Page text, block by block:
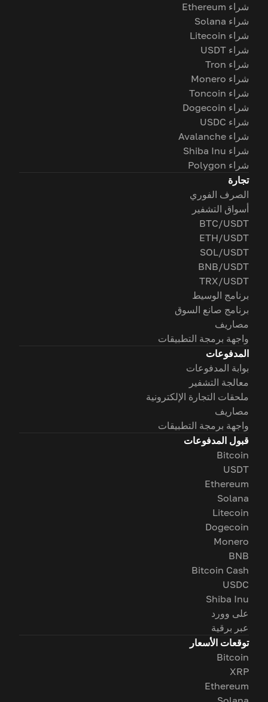
شراء Ethereum
شراء Solana
شراء Litecoin
شراء USDT
شراء Tron
شراء Monero
شراء Toncoin
شراء Dogecoin
شراء USDC
شراء Avalanche
شراء Shiba Inu
شراء Polygon
تجارة
الصرف الفوري
أسواق التشفير
BTC/USDT
ETH/USDT
SOL/USDT
BNB/USDT
TRX/USDT
برنامج الوسيط
برنامج صانع السوق
مصاريف
واجهة برمجة التطبيقات
المدفوعات
بوابة المدفوعات
معالجة التشفير
ملحقات التجارة الإلكترونية
مصاريف
واجهة برمجة التطبيقات
قبول المدفوعات
Bitcoin
USDT
Ethereum
Solana
Litecoin
Dogecoin
Monero
BNB
Bitcoin Cash
USDC
Shiba Inu
على وورد
عبر برقية
توقعات الأسعار
Bitcoin
XRP
Ethereum